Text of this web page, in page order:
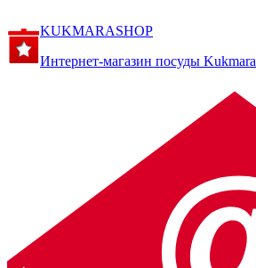
KUKMARASHOP
Интернет-магазин посуды Kukmara